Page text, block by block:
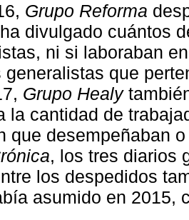
Grupo Reforma
divulgado cuántos
ni si laboraban
generalistas que
Grupo Healy
la cantidad de
que desempeñaban
, los tres diarios
los despedidos
asumido en 2015,